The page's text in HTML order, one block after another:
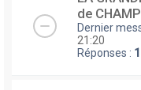
de
Dernier
21:20
Réponses :